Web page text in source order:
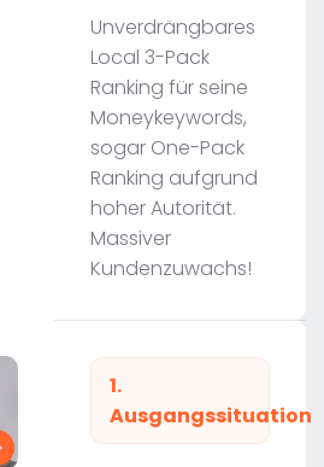
Unverdrängbares
Local 3-Pack
Ranking für seine
Moneykeywords,
sogar One-Pack
Ranking aufgrund
hoher Autorität.
Massiver
Kundenzuwachs!
1.
Ausgangssituation